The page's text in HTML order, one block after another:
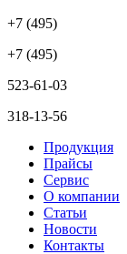
+7 (495)
+7 (495)
523-61-03
318-13-56
Продукция
Прайсы
Сервис
О компании
Статьи
Новости
Контакты